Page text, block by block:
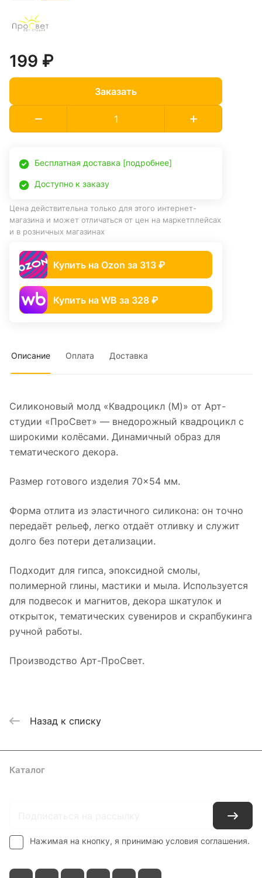
199 ₽
Заказать
Бесплатная доставка [подробнее]
Доступно к заказу
Цена действительна только для этого интернет-
магазина и может отличаться от цен на маркетплейсах
и в розничных магазинах
Купить на Ozon за 313 ₽
Купить на WB за 328 ₽
Описание Оплата Доставка
Силиконовый молд «Квадроцикл (M)» от Арт-
студии «ПроСвет» — внедорожный квадроцикл с
широкими колёсами. Динамичный образ для
тематического декора.
Размер готового изделия 70×54 мм.
Форма отлита из эластичного силикона: он точно
передаёт рельеф, легко отдаёт отливку и служит
долго без потери детализации.
Подходит для гипса, эпоксидной смолы,
полимерной глины, мастики и мыла. Используется
для подвесок и магнитов, декора шкатулок и
открыток, тематических сувениров и скрапбукинга
ручной работы.
Производство Арт-ПроСвет.
Назад к списку
Каталог
Нажимая на кнопку, я принимаю условия соглашения.